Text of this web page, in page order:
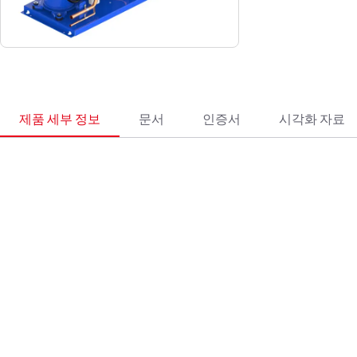
제품 세부 정보 문서 인증서 시각화 자료